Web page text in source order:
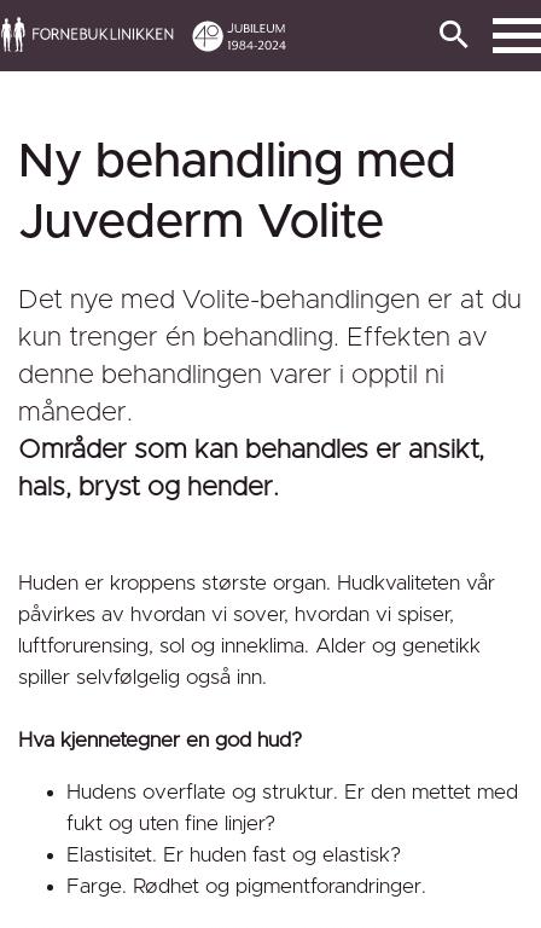
Ny behandling med
Juvederm Volite
Det nye med Volite-behandlingen er at du
kun trenger én behandling. Effekten av
denne behandlingen varer i opptil ni
måneder.
Områder som kan behandles er ansikt,
hals, bryst og hender.
Huden er kroppens største organ. Hudkvaliteten vår
påvirkes av hvordan vi sover, hvordan vi spiser,
luftforurensing, sol og inneklima. Alder og genetikk
spiller selvfølgelig også inn.
Hva kjennetegner en god hud?
Hudens overflate og struktur. Er den mettet med
fukt og uten fine linjer?
Elastisitet. Er huden fast og elastisk?
Farge. Rødhet og pigmentforandringer.